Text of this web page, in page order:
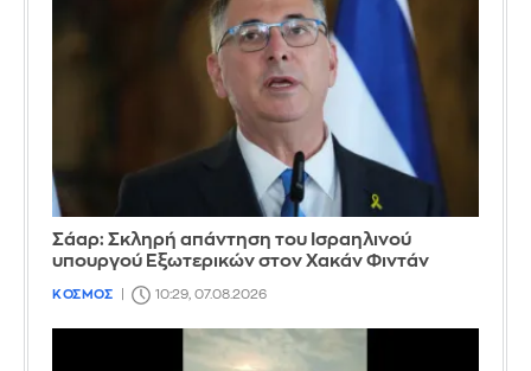
Σάαρ: Σκληρή απάντηση του Ισραηλινού
υπουργού Εξωτερικών στον Χακάν Φιντάν
ΚΟΣΜΟΣ 10:29, 07.08.2026